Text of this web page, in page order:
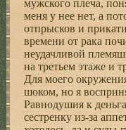
мужского плеча,
меня у нее нет, а
отпрысков и
времени от рака
неудачливой
на третьем этаже и
Для моего
шоком, но я
Равнодушия к
сестренку из-за